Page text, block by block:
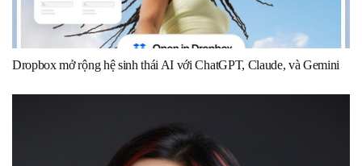
Dropbox mở rộng hệ sinh thái AI với ChatGPT, Claude, và Gemini